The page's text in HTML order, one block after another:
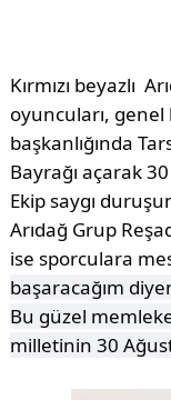
Kırmızı beyazlı
oyuncuları,
başkanlığında
Bayrağı açarak
Ekip saygı
Arıdağ Grup
ise sporculara
başaracağım
Bu güzel
milletinin 30